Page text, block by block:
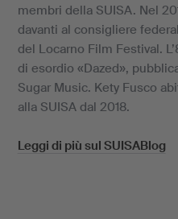
membri della SUISA. Nel
davanti al consigliere
del Locarno Film Festival.
di esordio «Dazed»,
Sugar Music. Kety Fusco
alla SUISA dal 2018.
Leggi di più sul SUISABlog